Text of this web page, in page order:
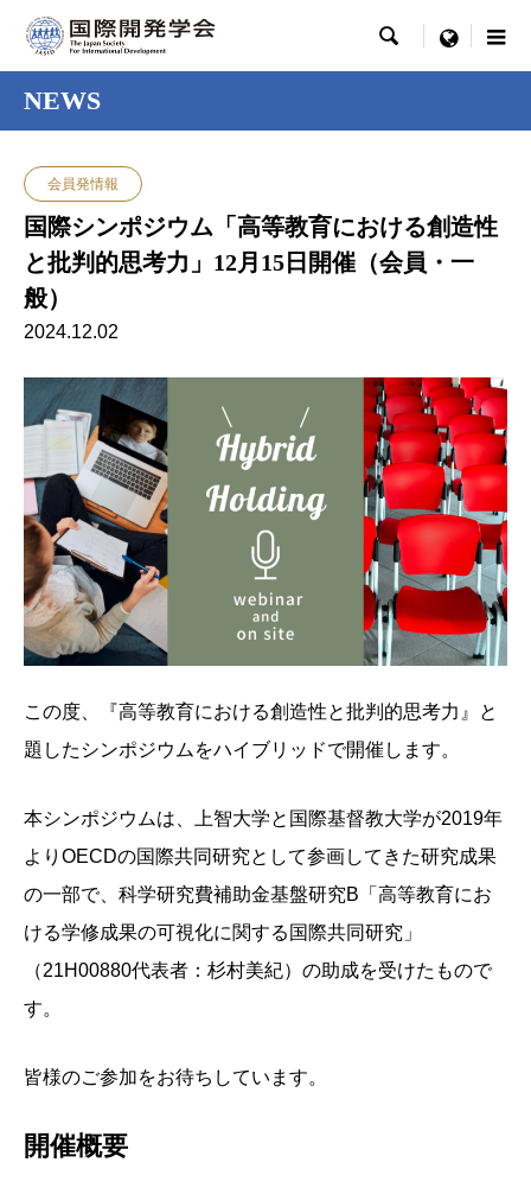
 menu
NEWS
会員発情報
国際シンポジウム「高等教育における創造性
と批判的思考力」12月15日開催（会員・一
般）
2024.12.02
この度、『高等教育における創造性と批判的思考力』と
題したシンポジウムをハイブリッドで開催します。
本シンポジウムは、上智大学と国際基督教大学が2019年
よりOECDの国際共同研究として参画してきた研究成果
の一部で、科学研究費補助金基盤研究B「高等教育にお
ける学修成果の可視化に関する国際共同研究」
（21H00880代表者：杉村美紀）の助成を受けたもので
す。
皆様のご参加をお待ちしています。
開催概要